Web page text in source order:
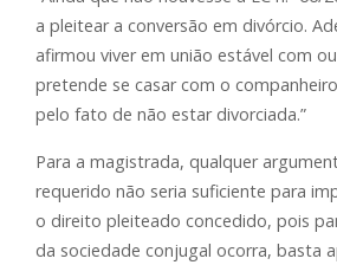
a pleitear a conversão em divórcio.
afirmou viver em união estável com
pretende se casar com o
pelo fato de não estar divorciada.”
Para a magistrada, qualquer
requerido não seria suficiente para
o direito pleiteado concedido, pois
da sociedade conjugal ocorra, basta